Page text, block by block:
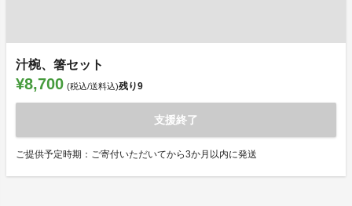
汁椀、箸セット
¥8,700 (税込/送料込)残り9
支援終了
ご提供予定時期：ご寄付いただいてから3か月以内に発送